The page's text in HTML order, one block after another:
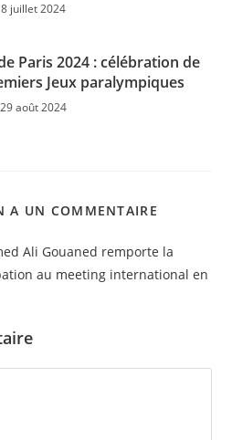
8 juillet 2024
Paris 2024 : célébration de
Jeux paralympiques
29 août 2024
A UN COMMENTAIRE
Ali Gouaned remporte la
au meeting international en